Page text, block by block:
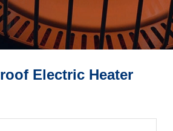
Electric Heater